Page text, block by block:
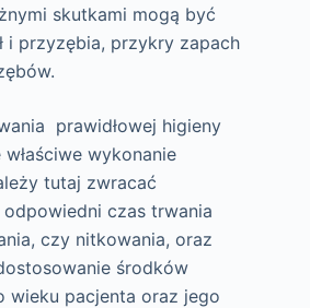
skutkami mogą być
i przyzębia, przykry zapach
prawidłowej higieny
wykonanie
tutaj zwracać
czas trwania
czy nitkowania, oraz
środków
wieku pacjenta oraz jego